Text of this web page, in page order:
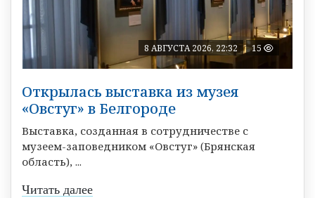
8 АВГУСТА 2026, 22:32 15
Открылась выставка из музея
«Овстуг» в Белгороде
Выставка, созданная в сотрудничестве с
музеем-заповедником «Овстуг» (Брянская
область), ...
Читать далее